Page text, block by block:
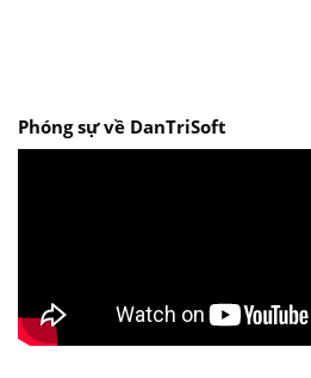
Phóng sự về DanTriSoft